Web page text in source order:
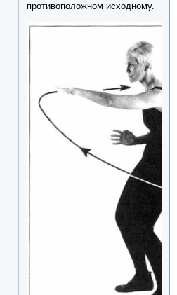
противоположном исходному.